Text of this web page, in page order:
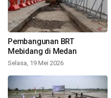
Pembangunan BRT
Mebidang di Medan
Selasa, 19 Mei 2026